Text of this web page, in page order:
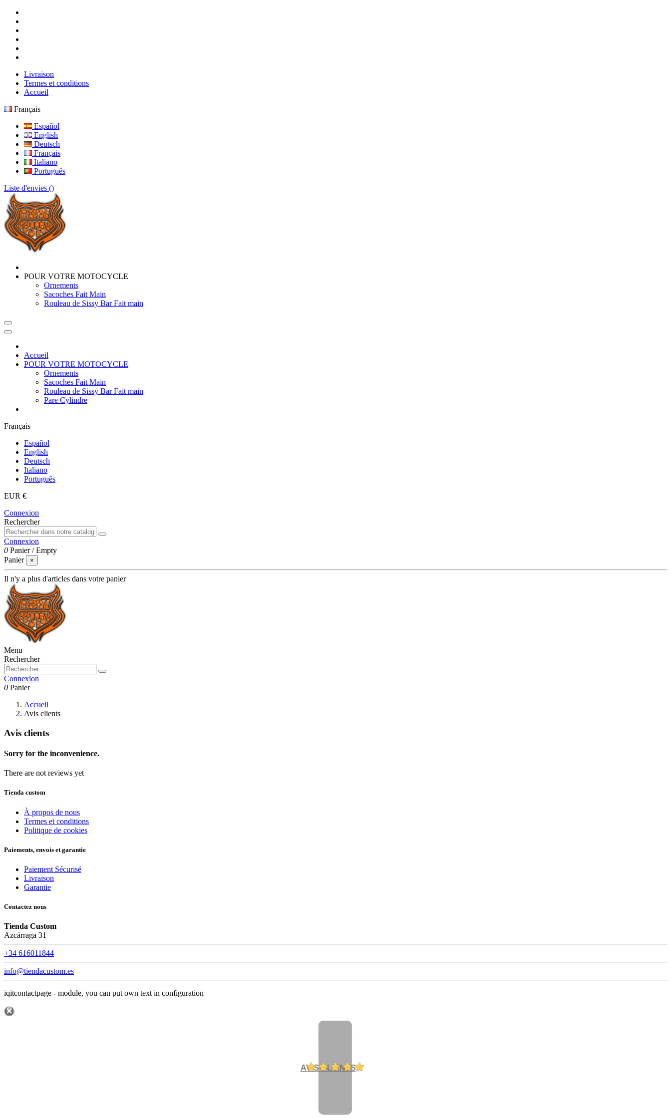
Livraison
Termes et conditions
Accueil
Français
Español
English
Deutsch
Français
Italiano
Português
Liste d'envies ()
POUR VOTRE MOTOCYCLE
Ornements
Sacoches Fait Main
Rouleau de Sissy Bar Fait main
Accueil
POUR VOTRE MOTOCYCLE
Ornements
Sacoches Fait Main
Rouleau de Sissy Bar Fait main
Pare Cylindre
Français
Español
English
Deutsch
Italiano
Português
EUR €
Connexion
Rechercher
Connexion
0 Panier /Empty
Panier
×
Il n'y a plus d'articles dans votre panier
Menu
Rechercher
Connexion
0 Panier
Accueil
Avis clients
Avis clients
Sorry for the inconvenience.
There are not reviews yet
Tienda custom
À propos de nous
Termes et conditions
Politique de cookies
Paiements, envois et garantie
Paiement Sécurisé
Livraison
Garantie
Contactez nous
Tienda Custom
Azcárraga 31
+34 616011844
info@tiendacustom.es
iqitcontactpage - module, you can put own text in configuration
AVIS CLIENTS